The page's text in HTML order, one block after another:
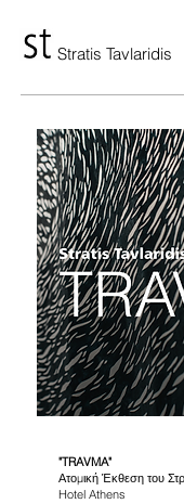
Stratis Tavlaridis
"TRAVMA"
Ατομική Έκθεση του
Hotel Athens